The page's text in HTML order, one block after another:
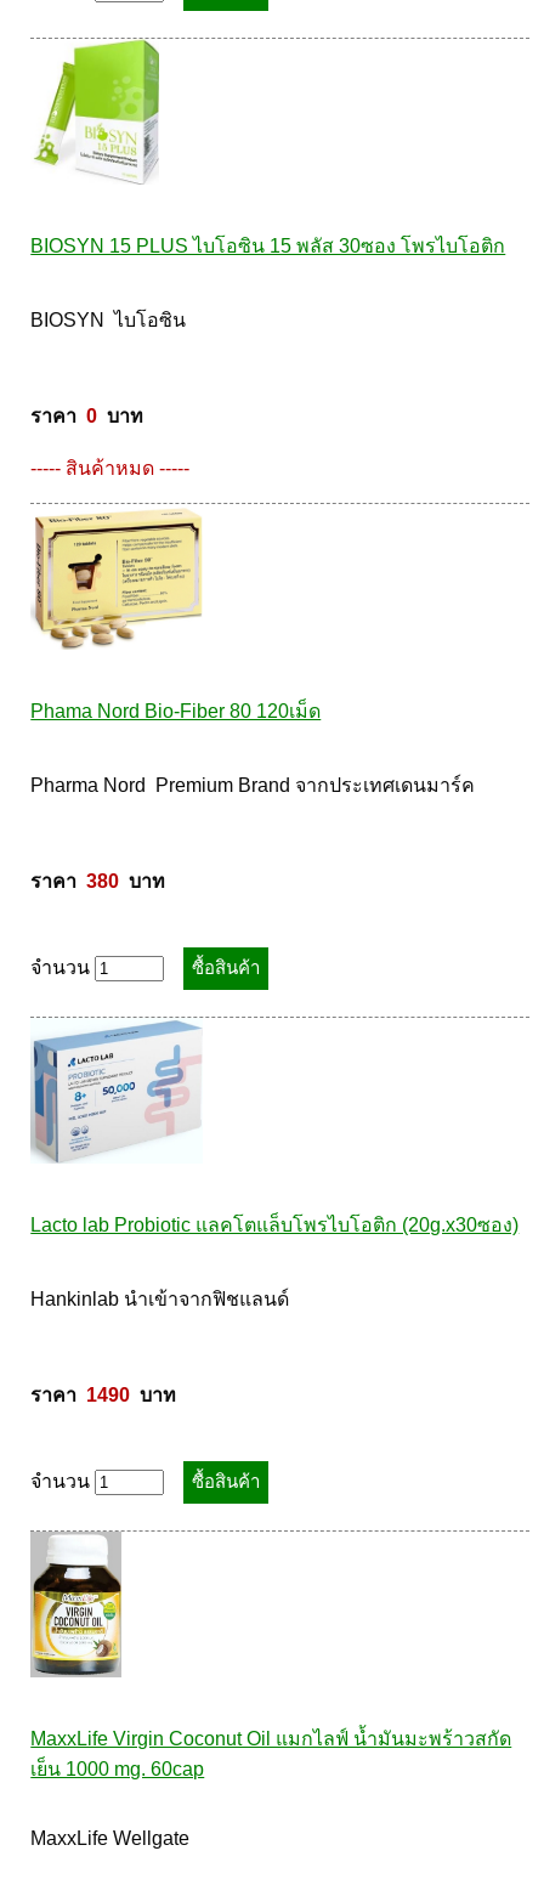
BIOSYN 15 PLUS ไบโอซิน 15 พลัส 30ซอง โพรไบโอติก
BIOSYN  ไบโอซิน
ราคา 0
  บาท
----- สินค้าหมด -----
Phama Nord Bio-Fiber 80 120เม็ด
Pharma Nord  Premium Brand จากประเทศเดนมาร์ค
ราคา 380
  บาท
จำนวน
Lacto lab Probiotic แลคโตแล็บโพรไบโอติก (20g.x30ซอง)
Hankinlab นำเข้าจากฟิชแลนด์
ราคา 1490
  บาท
จำนวน
MaxxLife Virgin Coconut Oil แมกไลฟ์ น้ำมันมะพร้าวสกัด
เย็น 1000 mg. 60cap
MaxxLife Wellgate